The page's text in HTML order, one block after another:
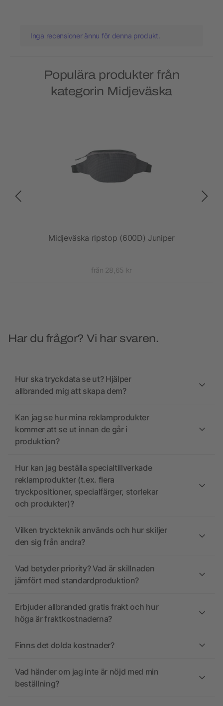
Inga recensioner ännu för denna produkt.
Populära produkter från
kategorin Midjeväska
Midjeväska ripstop (600D) Juniper
från 28,65 kr
Har du frågor? Vi har svaren.
Hur ska tryckdata se ut? Hjälper
allbranded mig att skapa dem?
Kan jag se hur mina reklamprodukter
kommer att se ut innan de går i
produktion?
Hur kan jag beställa specialtillverkade
reklamprodukter (t.ex. flera
tryckpositioner, specialfärger, storlekar
och produkter)?
Vilken tryckteknik används och hur skiljer
den sig från andra?
Vad betyder priority? Vad är skillnaden
jämfört med standardproduktion?
Erbjuder allbranded gratis frakt och hur
höga är fraktkostnaderna?
Finns det dolda kostnader?
Vad händer om jag inte är nöjd med min
beställning?